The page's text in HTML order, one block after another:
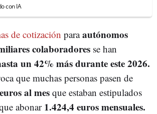
con IA
de cotización paraautónomos
colaboradores se han
un 42% másdurante este 2026.
que muchas personas pasen de
al mes que estaban estipulados
abonar 1.424,4 euros mensuales.